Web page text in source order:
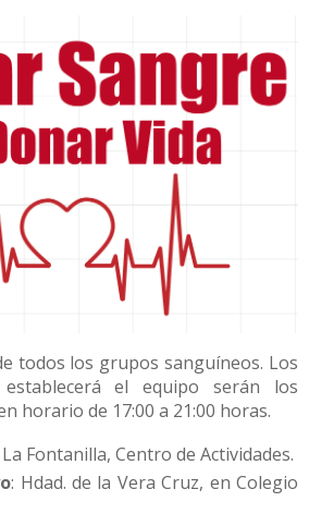
todos los grupos sanguíneos. Los
el equipo serán los
horario de 17:00 a 21:00 horas.
La Fontanilla, Centro de Actividades.
: Hdad. de la Vera Cruz, en Colegio